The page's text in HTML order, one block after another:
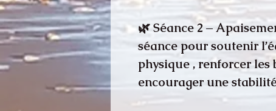
🌿 Séance 2 –
séance pour soutenir
physique , renforcer les
encourager une